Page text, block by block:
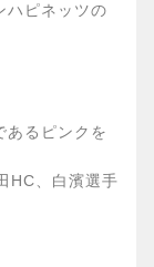
ハピネッツの
あるピンクを
HC、白濱選手